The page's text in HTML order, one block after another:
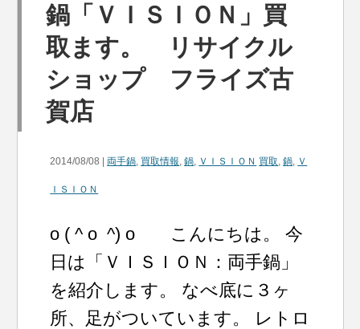
鍋「ＶＩＳＩＯＮ」買
取ます。 リサイクル
ショップ フライズ古
賀店
2014/08/08 |両手鍋, 買取情報,鍋, ＶＩＳＩＯＮ 買取,鍋, Ｖ
ＩＳＩＯＮ
o ( ^ o ^) o こんにちは。 今
日は「ＶＩＳＩＯＮ：両手鍋」
を紹介します。 なべ底に３ヶ
所、足がついています。 レトロ